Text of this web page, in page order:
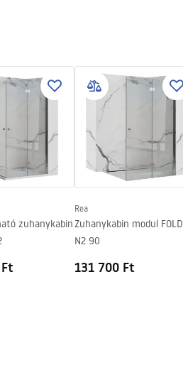
zuhanykabin
Rea
Zuhanykabin modul FOLD
N2 90
131 700 Ft